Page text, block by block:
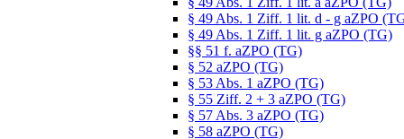
§ 49 Abs. 1 Ziff. 1 lit. d - g aZPO
§ 49 Abs. 1 Ziff. 1 lit. g aZPO (TG)
§§ 51 f. aZPO (TG)
§ 52 aZPO (TG)
§ 53 Abs. 1 aZPO (TG)
§ 55 Ziff. 2 + 3 aZPO (TG)
§ 57 Abs. 3 aZPO (TG)
§ 58 aZPO (TG)